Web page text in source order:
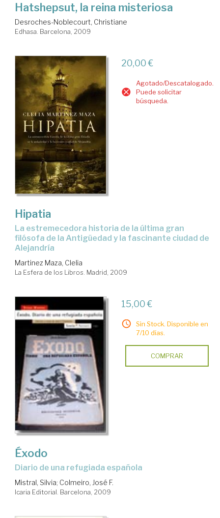
Hatshepsut, la reina misteriosa
Desroches-Noblecourt, Christiane
Edhasa. Barcelona, 2009
20,00 €
Agotado/Descatalogado.
Puede solicitar
búsqueda.
Hipatia
la estremecedora historia de la última gran
filósofa de la Antigüedad y la fascinante ciudad de
Alejandría
Martinez Maza, Clelia
La Esfera de los Libros. Madrid, 2009
15,00 €
Sin Stock. Disponible en
7/10 días.
COMPRAR
Éxodo
diario de una refugiada española
Mistral, Silvia; Colmeiro, José F.
Icaria Editorial. Barcelona, 2009